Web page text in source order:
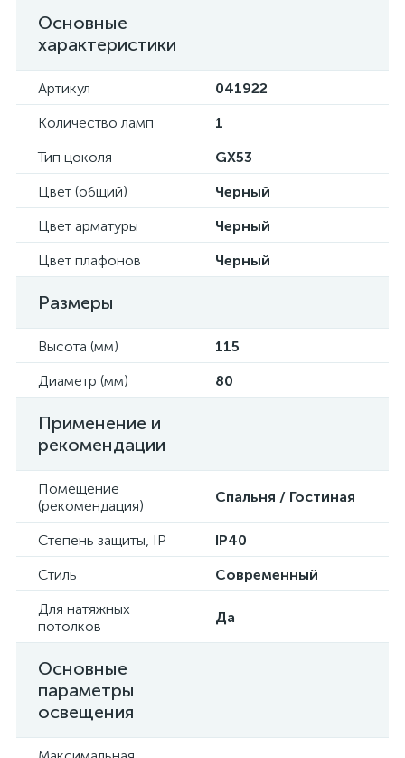
Основные
характеристики
Артикул
041922
Количество ламп
1
Тип цоколя
GX53
Цвет (общий)
Черный
Цвет арматуры
Черный
Цвет плафонов
Черный
Размеры
Высота (мм)
115
Диаметр (мм)
80
Применение и
рекомендации
Помещение
(рекомендация)
Спальня / Гостиная
Степень защиты, IP
IP40
Стиль
Современный
Для натяжных
потолков
Да
Основные
параметры
освещения